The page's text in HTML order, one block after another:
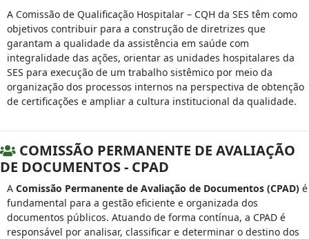
A Comissão de Qualificação Hospitalar – CQH da SES têm como
objetivos contribuir para a construção de diretrizes que
garantam a qualidade da assistência em saúde com
integralidade das ações, orientar as unidades hospitalares da
SES para execução de um trabalho sistêmico por meio da
organização dos processos internos na perspectiva de obtenção
de certificações e ampliar a cultura institucional da qualidade.
COMISSÃO PERMANENTE DE AVALIAÇÃO
DE DOCUMENTOS - CPAD
A Comissão Permanente de Avaliação de Documentos (CPAD) é
fundamental para a gestão eficiente e organizada dos
documentos públicos. Atuando de forma contínua, a CPAD é
responsável por analisar, classificar e determinar o destino dos